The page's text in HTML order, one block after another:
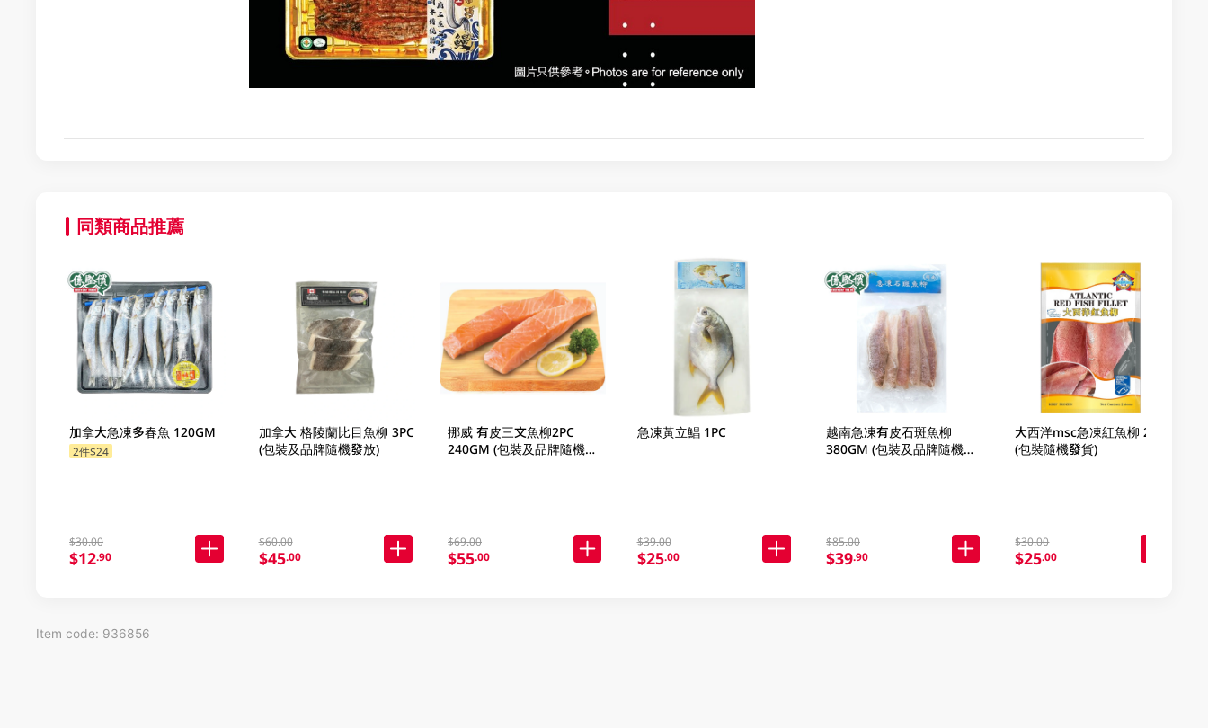
同類商品推薦
加拿大急凍多春魚 120GM
2件$24
$30.00
$12.90
加拿大 格陵蘭比目魚柳 3PC
(包裝及品牌隨機發放)
$60.00
$45.00
挪威 有皮三文魚柳2PC
240GM (包裝及品牌隨機發
$69.00
$55.00
急凍黃立鯧 1PC
$39.00
$25.00
越南急凍有皮石斑魚柳
380GM (包裝及品牌隨機發
$85.00
$39.90
大西洋msc急凍紅魚柳 2PC
(包裝隨機發貨)
$30.00
$25.00
Item code: 936856